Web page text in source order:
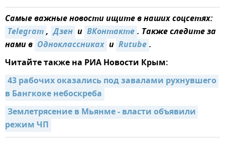
Самые важные новости ищите в наших соцсетях:
Telegram, Дзен и ВКонтакте. Также следите за
нами в Одноклассниках и Rutube.
Читайте также на РИА Новости Крым:
43 рабочих оказались под завалами рухнувшего
в Бангкоке небоскреба
Землетрясение в Мьянме - власти объявили
режим ЧП